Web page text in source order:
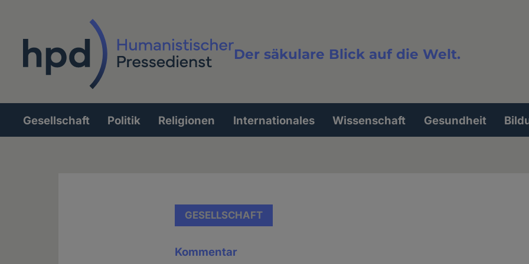
Der säkulare Blick auf die Welt.
Volltextsuche
Hauptnavigation
Gesellschaft Politik Religionen Internationales Wissenschaft Gesundheit
GESELLSCHAFT
Kommentar